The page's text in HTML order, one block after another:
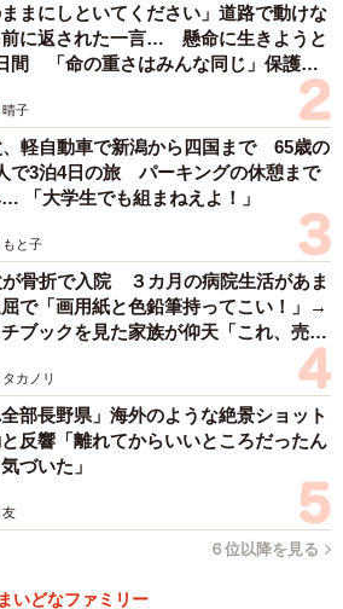
ままにしといてください」道路で動けな
前に返された一言… 懸命に生きようと
間 「命の重さはみんな同じ」保護団
晴子
、軽自動車で新潟から四国まで 65歳の
で3泊4日の旅 パーキングの休憩まで
「大学生でも組まねえよ！」
もと子
が骨折で入院 ３カ月の病院生活があま
屈で「画用紙と色鉛筆持ってこい！」→
ブックを見た家族が仰天「これ、売れ
カノリ
全部長野県」海外のような絶景ショット
反響「離れてからいいところだったん
づいた」
友
６位以降を見る
まいどなファミリー